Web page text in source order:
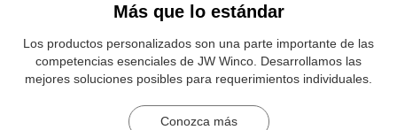
Más que lo estándar
Los productos personalizados son una parte importante de las
competencias esenciales de JW Winco. Desarrollamos las
mejores soluciones posibles para requerimientos individuales.
Conozca más